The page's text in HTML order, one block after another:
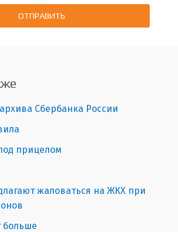
ОТПРАВИТЬ
Сбербанка России
прицелом
жаловаться на ЖКХ при
больше